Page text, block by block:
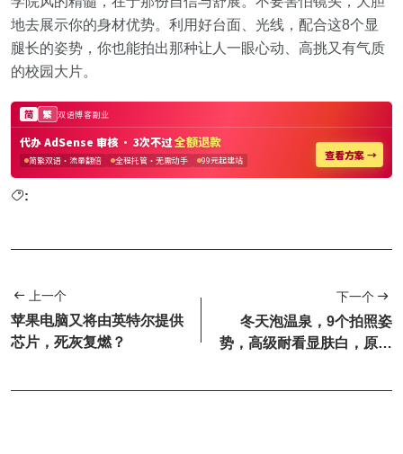
地去展示你的身材优势。利用好台面、光线，配合这8个显
腿长的姿势，你也能拍出那种让人一眼心动、高挑又有气质
的校园大片。
:
上一个
苹果电脑又将由英特尔提供
芯片，死灰复燃？
下一个
冬天泡温泉，9个拍照姿
势，高级耐看显肤白，原图